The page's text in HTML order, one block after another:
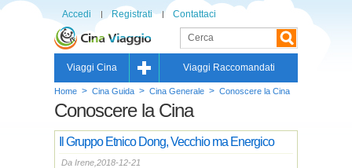
Accedi Registrati Contattaci
Viaggi Cina Viaggi Raccomandati
Home > Cina Guida > Cina Generale > Conoscere la Cina
Conoscere la Cina
Il Gruppo Etnico Dong, Vecchio ma Energico
Da Irene,2018-12-21